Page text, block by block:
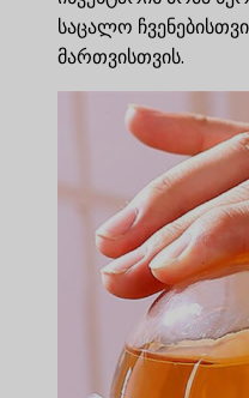
საცალო
მართვისთვის.